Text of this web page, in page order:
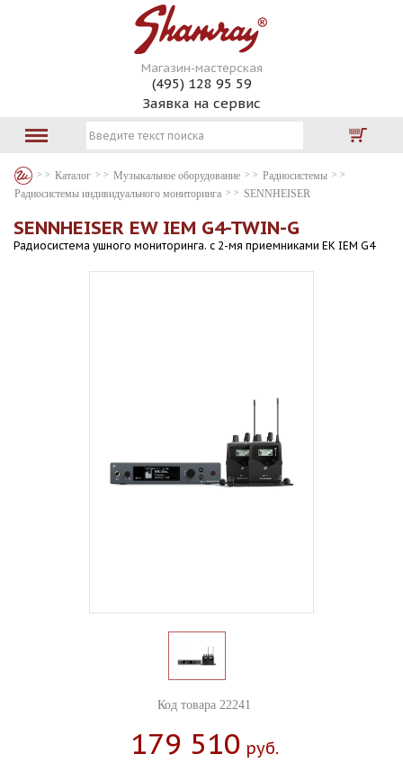
Магазин-мастерская
(495) 128 95 59
Заявка на сервис
Каталог Музыкальное оборудование
Радиосистемы
Радиосистемы индивидуального мониторинга
SENNHEISER
SENNHEISER EW IEM G4-TWIN-G
Радиосистема ушного мониторинга. с 2-мя приемниками EK IEM G4
Код товара 22241
179 510 Руб.